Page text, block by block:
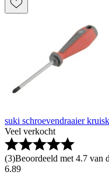
suki schroevendraaier
Veel verkocht
(3)Beoordeeld met 4.7 van
6.89